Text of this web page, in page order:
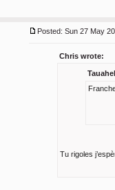
Posted: Sun 27 May
Chris wrote:
Tu rigoles